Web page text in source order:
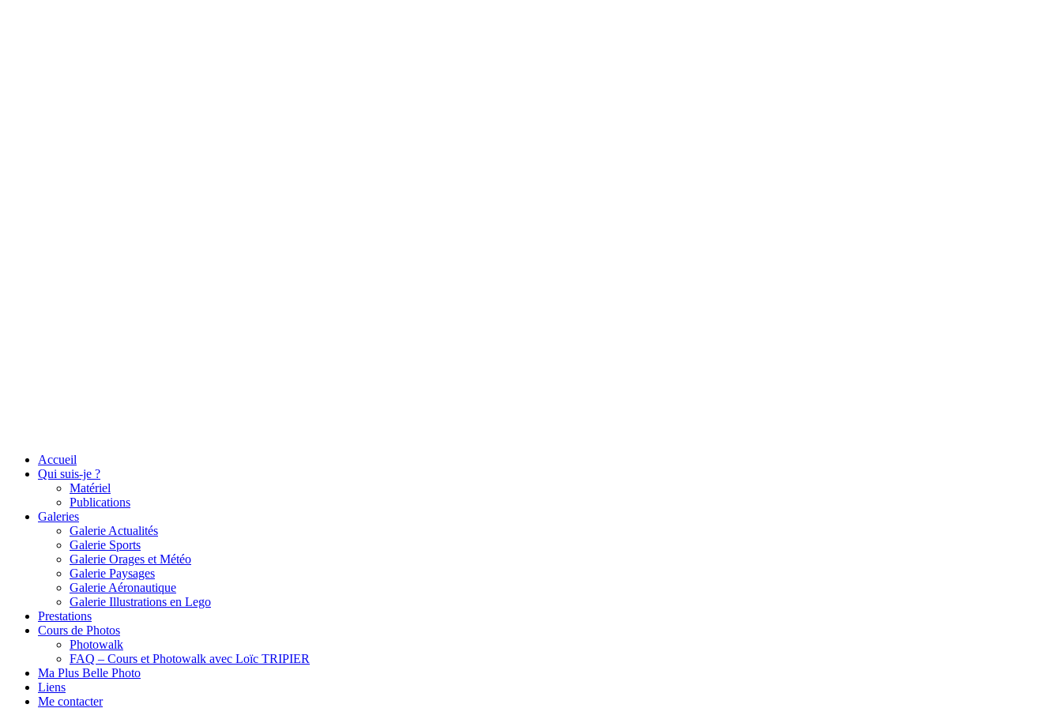
Accueil
Qui suis-je ?
Matériel
Publications
Galeries
Galerie Actualités
Galerie Sports
Galerie Orages et Météo
Galerie Paysages
Galerie Aéronautique
Galerie Illustrations en Lego
Prestations
Cours de Photos
Photowalk
FAQ – Cours et Photowalk avec Loïc TRIPIER
Ma Plus Belle Photo
Liens
Me contacter